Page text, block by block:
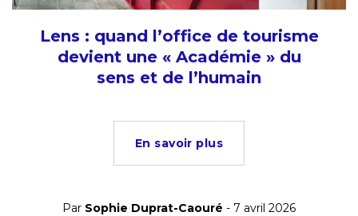
Lens : quand l’office de tourisme
devient une « Académie » du
sens et de l’humain
En savoir plus
Par Sophie Duprat-Caouré - 7 avril 2026